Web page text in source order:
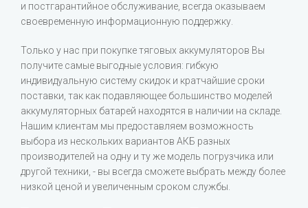
и постгарантийное обслуживание, всегда оказываем
своевременную информационную поддержку.
Только у нас при покупке тяговых аккумуляторов Вы
получите самые выгодные условия: гибкую
индивидуальную систему скидок и кратчайшие сроки
поставки, так как подавляющее большинство моделей
аккумуляторных батарей находятся в наличии на складе.
Нашим клиентам мы предоставляем возможность
выбора из нескольких вариантов АКБ разных
производителей на одну и ту же модель погрузчика или
другой техники, - вы всегда сможете выбрать между более
низкой ценой и увеличенным сроком службы.